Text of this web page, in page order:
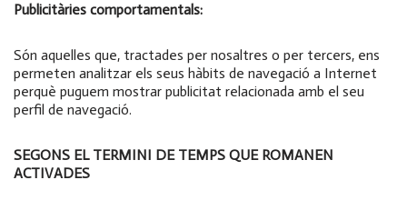
Publicitàries comportamentals:
Són aquelles que, tractades per nosaltres o per tercers, ens
permeten analitzar els seus hàbits de navegació a Internet
perquè puguem mostrar publicitat relacionada amb el seu
perfil de navegació.
SEGONS EL TERMINI DE TEMPS QUE ROMANEN
ACTIVADES